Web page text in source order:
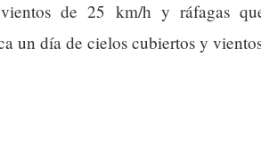
de 25 km/h y ráfagas
un día de cielos cubiertos y